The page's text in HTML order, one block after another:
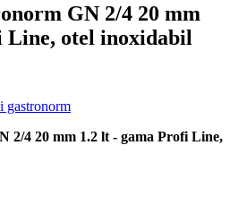
GN 2/4 20 mm
Line, otel inoxidabil
gastronorm
2/4 20 mm 1.2 lt - gama Profi Line,